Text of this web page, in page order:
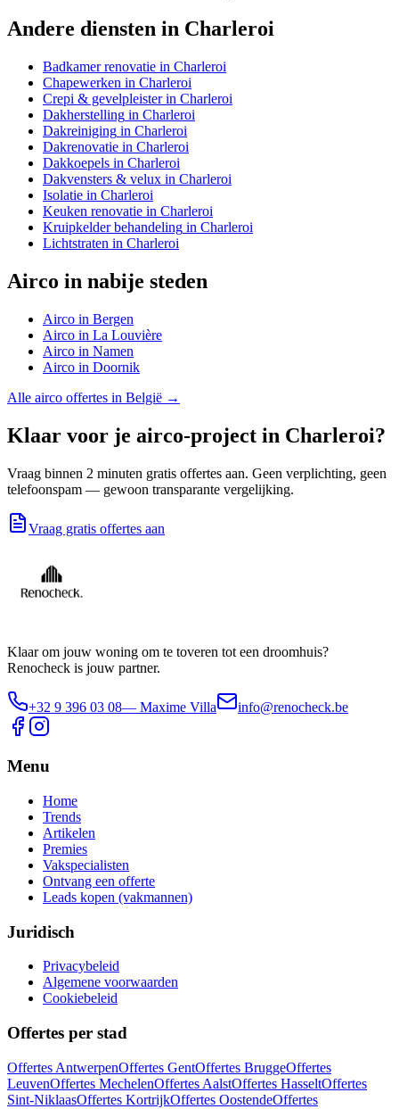
Andere diensten in Charleroi
Badkamer renovatie in Charleroi
Chapewerken in Charleroi
Crepi & gevelpleisterin Charleroi
Dakherstelling in Charleroi
Dakreiniging in Charleroi
Dakrenovatie in Charleroi
Dakkoepels in Charleroi
Dakvensters & velux in Charleroi
Isolatie in Charleroi
Keuken renovatie in Charleroi
Kruipkelder behandeling in Charleroi
Lichtstraten in Charleroi
Airco in nabije steden
Airco in Bergen
Airco in La Louvière
Airco in Namen
Airco in Doornik
Alle airco offertes in België →
Klaar voor je airco-project in Charleroi?
Vraag binnen 2 minuten gratis offertes aan. Geen verplichting, geen
telefoonspam — gewoon transparante vergelijking.
Vraag gratis offertes aan
Klaar om jouw woning om te toveren tot een droomhuis?
Renocheck is jouw partner.
+32 9 396 03 08— Maxime Villa info@renocheck.be
Menu
Home
Trends
Artikelen
Premies
Vakspecialisten
Ontvang een offerte
Leads kopen (vakmannen)
Juridisch
Privacybeleid
Algemene voorwaarden
Cookiebeleid
Offertes per stad
Offertes AntwerpenOffertes GentOffertes BruggeOffertes
LeuvenOffertes MechelenOffertes AalstOffertes HasseltOffertes
Sint-NiklaasOffertes KortrijkOffertes OostendeOffertes